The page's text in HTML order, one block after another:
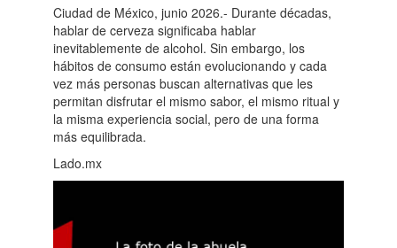
Ciudad de México, junio 2026.- Durante décadas,
hablar de cerveza significaba hablar
inevitablemente de alcohol. Sin embargo, los
hábitos de consumo están evolucionando y cada
vez más personas buscan alternativas que les
permitan disfrutar el mismo sabor, el mismo ritual y
la misma experiencia social, pero de una forma
más equilibrada.
Lado.mx